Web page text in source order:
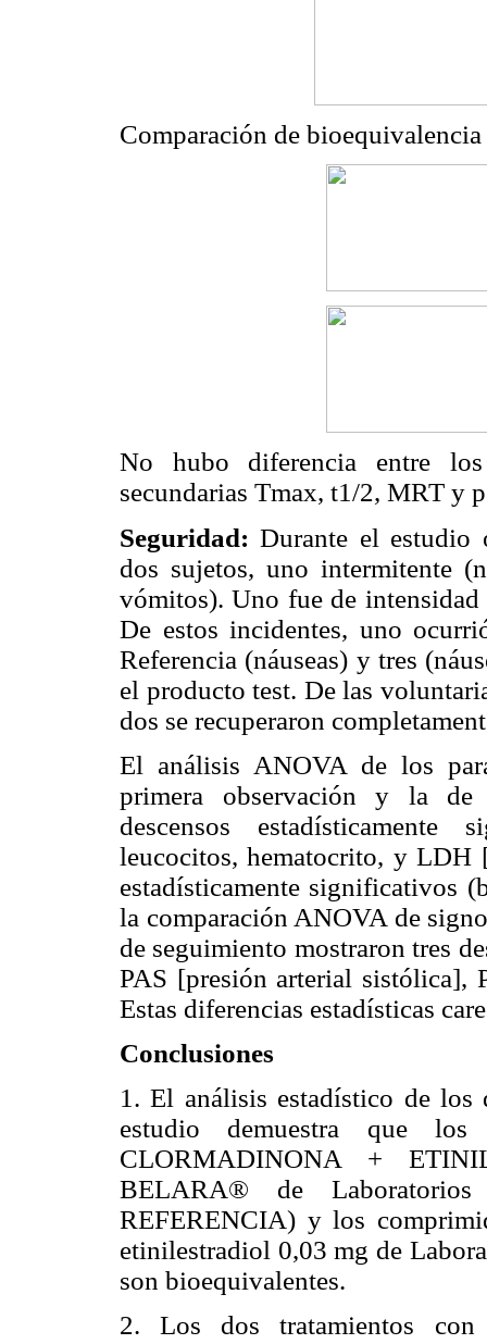
Comparación de
No hubo diferencia entre
secundarias Tmax, t1/2, MRT y
Seguridad: Durante el estudio
dos sujetos, uno intermitente
vómitos). Uno fue de intensidad
De estos incidentes, uno
Referencia (náuseas) y tres
el producto test. De las
dos se recuperaron
El análisis ANOVA de los
primera observación y la
descensos estadísticamente
leucocitos, hematocrito, y LDH
estadísticamente significativos
la comparación ANOVA de
de seguimiento mostraron tres
PAS [presión arterial sistólica],
Estas diferencias estadísticas
Conclusiones
1. El análisis estadístico de los
estudio demuestra que
CLORMADINONA +
BELARA® de
REFERENCIA) y los
etinilestradiol 0,03 mg de
son bioequivalentes.
2. Los dos tratamientos